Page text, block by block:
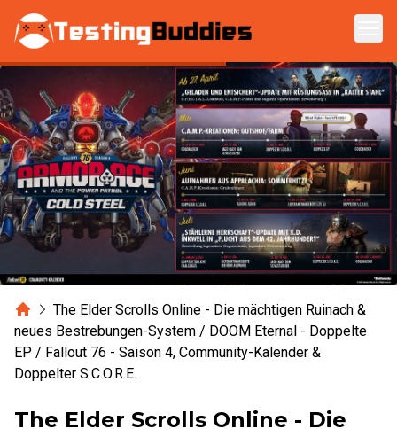
Zum Hauptinhalt springen
HomeThe Elder Scrolls Online - Die mächtigen Ruinach &
neues Bestrebungen-System / DOOM Eternal - Doppelte
EP / Fallout 76 - Saison 4, Community-Kalender &
Doppelter S.C.O.R.E.
The Elder Scrolls Online - Die